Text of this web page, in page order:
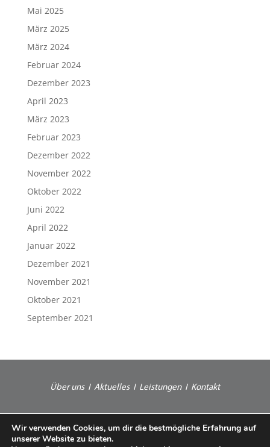
Mai 2025
März 2025
März 2024
Februar 2024
Dezember 2023
April 2023
März 2023
Februar 2023
Dezember 2022
November 2022
Oktober 2022
Juni 2022
April 2022
Januar 2022
Dezember 2021
November 2021
Oktober 2021
September 2021
Über unsI AktuellesI LeistungenI Kontakt
Webdesign *vorndran B2B-Marketing
Wir verwenden Cookies, um dir die bestmögliche Erfahrung auf
unserer Website zu bieten.